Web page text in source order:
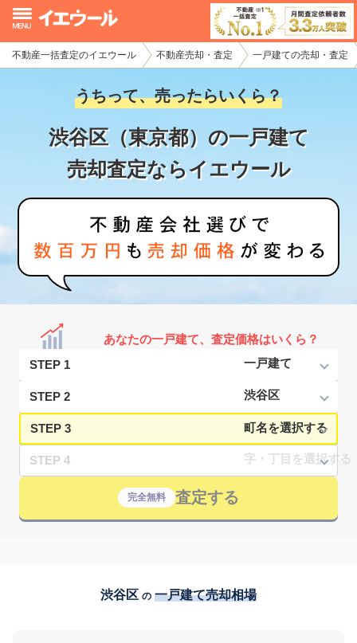
不動産一括査定のイエウール 不動産売却・査定 一戸建ての売却・査定
うちって、売ったらいくら？
渋谷区（東京都）の一戸建て
売却査定ならイエウール
あなたの一戸建て、査定価格はいくら？
STEP 1
STEP 2
STEP 3
STEP 4
完全無料 査定する
渋谷区 の 一戸建て売却相場
イエウール加盟希望の不動産会社様
初めての方へ
不動産売却の流れ
不動産の売却・一括査定
家査定シミュレーター
お問い合わせ